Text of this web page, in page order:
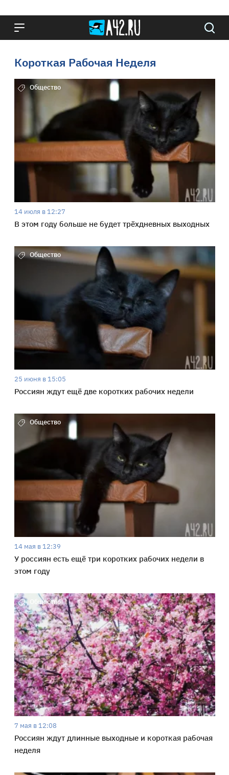
Короткая Рабочая Неделя
Общество
14 июля в 12:27
В этом году больше не будет трёхдневных выходных
Общество
25 июня в 15:05
Россиян ждут ещё две коротких рабочих недели
Общество
14 мая в 12:39
У россиян есть ещё три коротких рабочих недели в
этом году
Общество
7 мая в 12:08
Россиян ждут длинные выходные и короткая рабочая
неделя